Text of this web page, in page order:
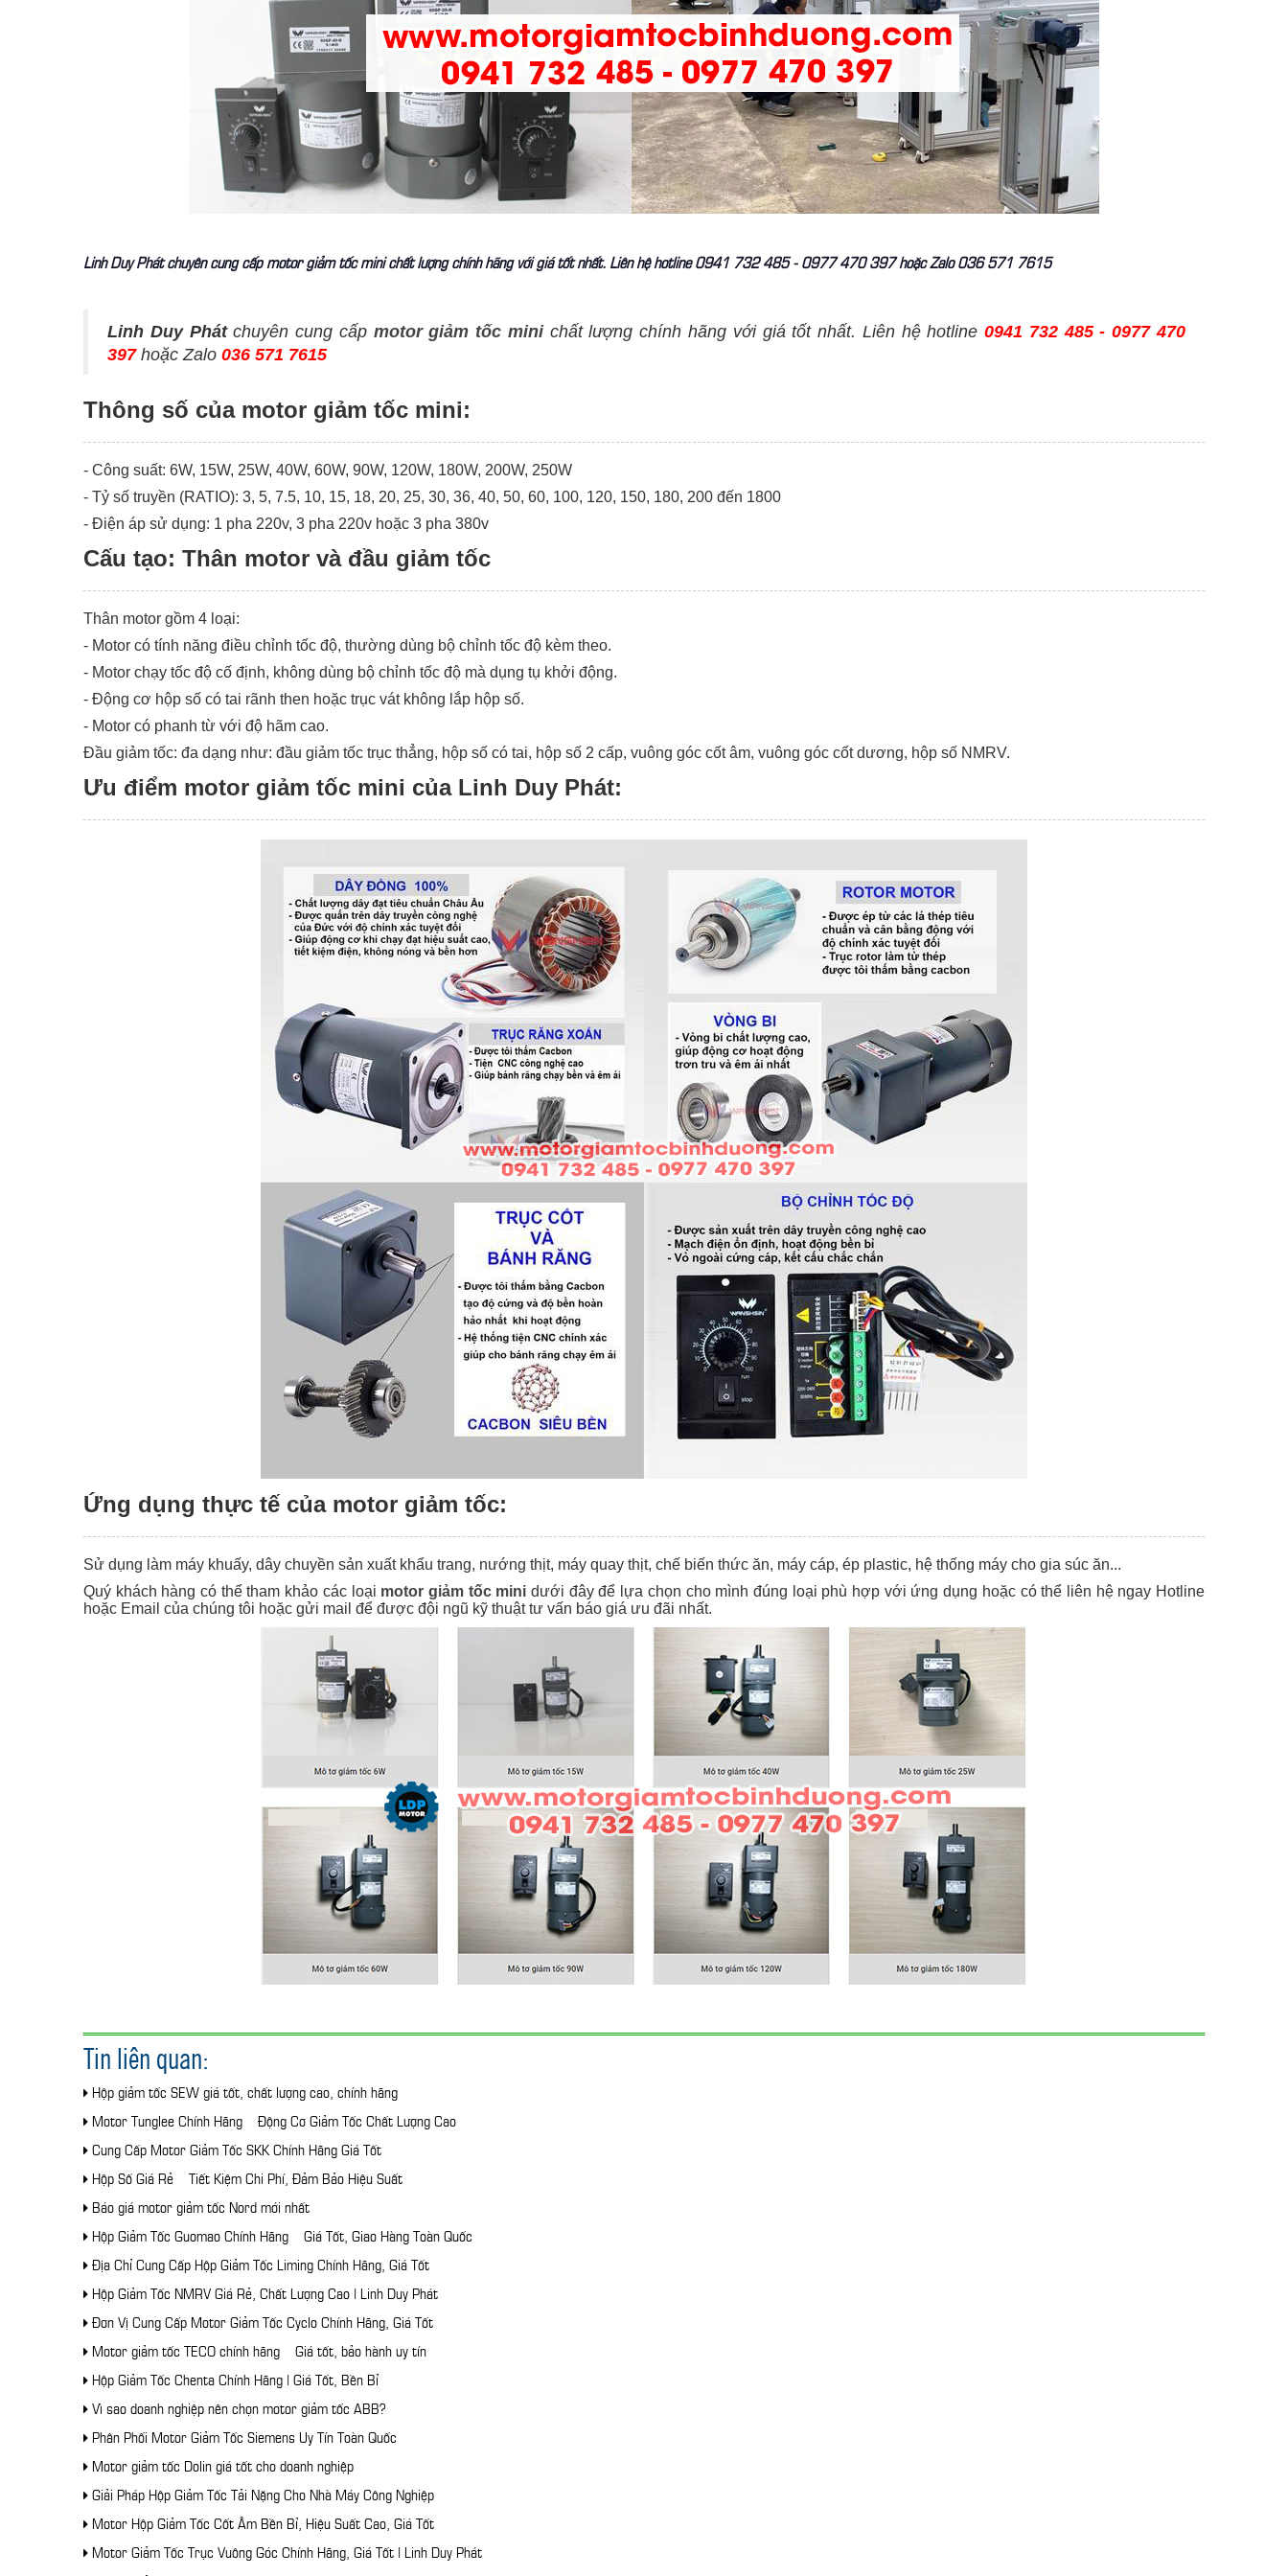
Linh Duy Phát chuyên cung cấp motor giảm tốc mini chất lượng chính hãng với giá tốt nhất. Liên hệ hotline 0941 732 485 - 0977 470 397 hoặc Zalo 036 571 7615
Linh Duy Phátchuyên cung cấp motor giảm tốc minichất lượng chính hãng với giá tốt nhất. Liên hệ hotline0941 732 485 - 0977 470
397 hoặc Zalo 036 571 7615
Thông số của motor giảm tốc mini:
- Công suất: 6W, 15W, 25W, 40W, 60W, 90W, 120W, 180W, 200W, 250W
- Tỷ số truyền (RATIO): 3, 5, 7.5, 10, 15, 18, 20, 25, 30, 36, 40, 50, 60, 100, 120, 150, 180, 200 đến 1800
- Điện áp sử dụng: 1 pha 220v, 3 pha 220v hoặc 3 pha 380v
Cấu tạo: Thân motor và đầu giảm tốc
Thân motor gồm 4 loại:
- Motor có tính năng điều chỉnh tốc độ, thường dùng bộ chỉnh tốc độ kèm theo.
- Motor chạy tốc độ cố định, không dùng bộ chỉnh tốc độ mà dụng tụ khởi động.
- Động cơ hộp số có tai rãnh then hoặc trục vát không lắp hộp số.
- Motor có phanh từ với độ hãm cao​.
Đầu giảm tốc: đa dạng như: đầu giảm tốc trục thẳng, hộp số có tai, hộp số 2 cấp, vuông góc cốt âm, vuông góc cốt dương, hộp số NMRV.
Ưu điểm motor giảm tốc mini của Linh Duy Phát:
Ứng dụng thực tế của motor giảm tốc:
Sử dụng làm máy khuấy, dây chuyền sản xuất khẩu trang, nướng thịt, máy quay thịt, chế biến thức ăn, máy cáp, ép plastic, hệ thống máy cho gia súc ăn...
Quý khách hàng có thể tham khảo các loại motor giảm tốc mini dưới đây để lựa chọn cho mình đúng loại phù hợp với ứng dụng hoặc có thể liên hệ ngay Hotline
hoặc Email của chúng tôi hoặc gửi mail để được đội ngũ kỹ thuật tư vấn báo giá ưu đãi nhất.
Tin liên quan:
Hộp giảm tốc SEW giá tốt, chất lượng cao, chính hãng
Motor Tunglee Chính Hãng – Động Cơ Giảm Tốc Chất Lượng Cao
Cung Cấp Motor Giảm Tốc SKK Chính Hãng Giá Tốt
Hộp Số Giá Rẻ – Tiết Kiệm Chi Phí, Đảm Bảo Hiệu Suất
Báo giá motor giảm tốc Nord mới nhất
Hộp Giảm Tốc Guomao Chính Hãng – Giá Tốt, Giao Hàng Toàn Quốc
Địa Chỉ Cung Cấp Hộp Giảm Tốc Liming Chính Hãng, Giá Tốt
Hộp Giảm Tốc NMRV Giá Rẻ, Chất Lượng Cao | Linh Duy Phát
Đơn Vị Cung Cấp Motor Giảm Tốc Cyclo Chính Hãng, Giá Tốt
Motor giảm tốc TECO chính hãng – Giá tốt, bảo hành uy tín
Hộp Giảm Tốc Chenta Chính Hãng | Giá Tốt, Bền Bỉ
Vì sao doanh nghiệp nên chọn motor giảm tốc ABB?
Phân Phối Motor Giảm Tốc Siemens Uy Tín Toàn Quốc
Motor giảm tốc Dolin giá tốt cho doanh nghiệp
Giải Pháp Hộp Giảm Tốc Tải Nặng Cho Nhà Máy Công Nghiệp
Motor Hộp Giảm Tốc Cốt Âm Bền Bỉ, Hiệu Suất Cao, Giá Tốt
Motor Giảm Tốc Trục Vuông Góc Chính Hãng, Giá Tốt | Linh Duy Phát